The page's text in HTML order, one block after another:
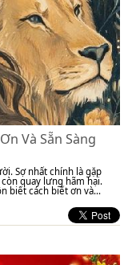
Và Sẵn Sàng
Sợ nhất chính là gặp
quay lưng hãm hại.
biết cách biết ơn và...